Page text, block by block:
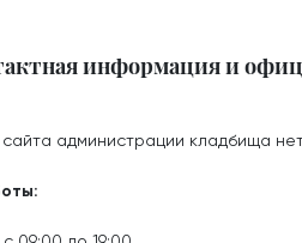
информация и
администрации кладбища